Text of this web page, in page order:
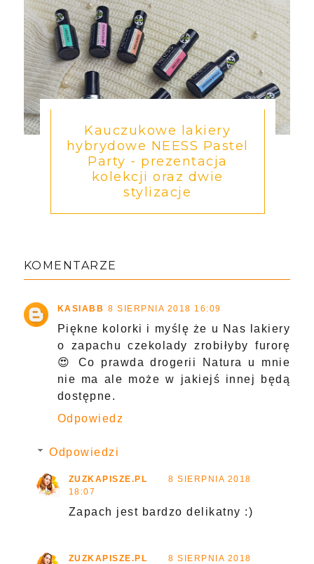
Kauczukowe lakiery
hybrydowe NEESS Pastel
Party - prezentacja
kolekcji oraz dwie
stylizacje
KOMENTARZE
KASIABB 8 SIERPNIA 2018 16:09
Piękne kolorki i myślę że u Nas lakiery
o zapachu czekolady zrobiłyby furorę
😍 Co prawda drogerii Natura u mnie
nie ma ale może w jakiejś innej będą
dostępne.
Odpowiedz
Odpowiedzi
ZUZKAPISZE.PL
8 SIERPNIA 2018
18:07
Zapach jest bardzo delikatny :)
ZUZKAPISZE.PL
8 SIERPNIA 2018